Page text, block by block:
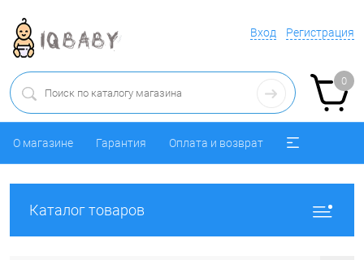
Вход Регистрация
0
О магазине Гарантия Оплата и возврат
Каталог товаров